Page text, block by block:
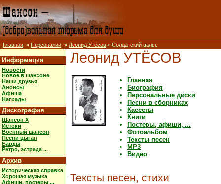
Главная » Персоналии » Леонид Утёсов » Солдатский вальс
Информация
Новости
Новое в шансоне
Наши друзья
Анонсы
Афиша
Награды
Дискография
Шансон X
Истоки
Военный шансон
Песни цыган
Барды
Ретро, эстрада ...
Архив
Историческая справка
Хорошая музыка
Афиши, постеры ...
Леонид УТЁСОВ
Главная
Биография
Персональные диски
Песни в сборниках
Кассеты
Книги
Постеры, афиши, ...
Фотоальбом
Тексты песен
MP3
Видео
Тексты песен, стихи